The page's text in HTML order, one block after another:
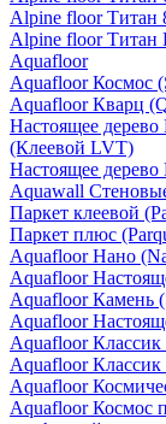
Alpine floor Титан
Alpine floor Титан
Aquafloor
Aquafloor Космос
Aquafloor Кварц
Настоящее
(Клеевой LVT)
Настоящее
Aquawall
Паркет клеевой
Паркет плюс
Aquafloor Нано
Aquafloor
Aquafloor Камень
Aquafloor
Aquafloor
Aquafloor
Aquafloor
Aquafloor Космос